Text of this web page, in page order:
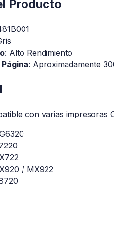
Producto
: Alto Rendimiento
: Aproximadamente
con varias impresoras
/ MX922